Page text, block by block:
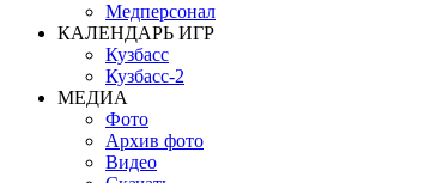
Медперсонал
КАЛЕНДАРЬ ИГР
Кузбасс
Кузбасс-2
МЕДИА
Фото
Архив фото
Видео